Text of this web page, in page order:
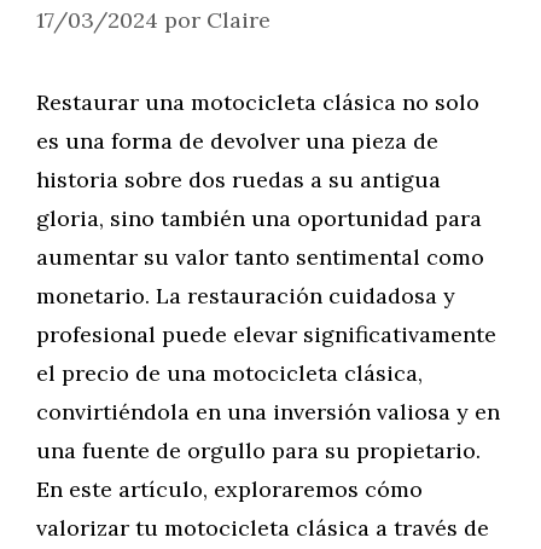
17/03/2024 por Claire
Restaurar una motocicleta clásica no solo
es una forma de devolver una pieza de
historia sobre dos ruedas a su antigua
gloria, sino también una oportunidad para
aumentar su valor tanto sentimental como
monetario. La restauración cuidadosa y
profesional puede elevar significativamente
el precio de una motocicleta clásica,
convirtiéndola en una inversión valiosa y en
una fuente de orgullo para su propietario.
En este artículo, exploraremos cómo
valorizar tu motocicleta clásica a través de